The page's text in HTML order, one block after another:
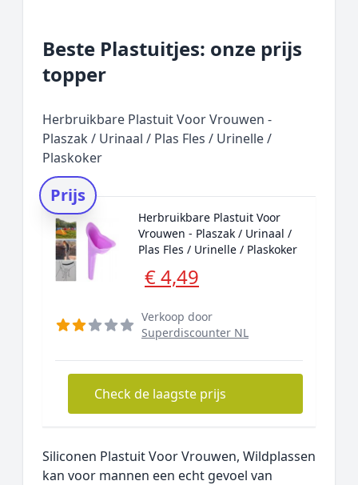
Beste Plastuitjes: onze prijs
topper
Herbruikbare Plastuit Voor Vrouwen -
Plaszak / Urinaal / Plas Fles / Urinelle /
Plaskoker
Prijs
Herbruikbare Plastuit Voor
Vrouwen - Plaszak / Urinaal /
Plas Fles / Urinelle / Plaskoker
€ 4,49
Verkoop door
Superdiscounter NL
Check de laagste prijs
Siliconen Plastuit Voor Vrouwen, Wildplassen
kan voor mannen een echt gevoel van